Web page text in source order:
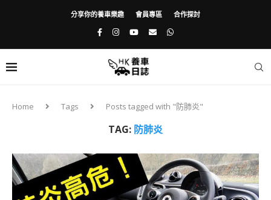
分享你的養車樂趣 會員專區 合作探討
Home Tags Posts tagged with "防肺炎"
TAG: 防肺炎